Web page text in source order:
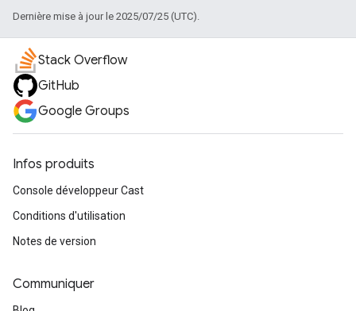
Dernière mise à jour le 2025/07/25 (UTC).
Stack Overflow
GitHub
Google Groups
Infos produits
Console développeur Cast
Conditions d'utilisation
Notes de version
Communiquer